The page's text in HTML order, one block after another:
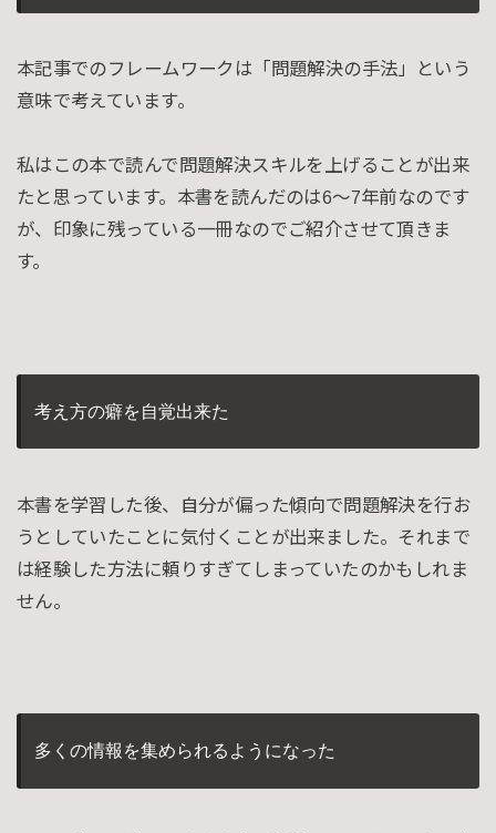
本記事でのフレームワークは「問題解決の手法」という
意味で考えています。
私はこの本で読んで問題解決スキルを上げることが出来
たと思っています。本書を読んだのは6〜7年前なのです
が、印象に残っている一冊なのでご紹介させて頂きま
す。
考え方の癖を自覚出来た
本書を学習した後、自分が偏った傾向で問題解決を行お
うとしていたことに気付くことが出来ました。それまで
は経験した方法に頼りすぎてしまっていたのかもしれま
せん。
多くの情報を集められるようになった